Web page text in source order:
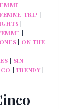
FEMME TRIP |
|
|
| ON THE
| SIN
| TRENDY |